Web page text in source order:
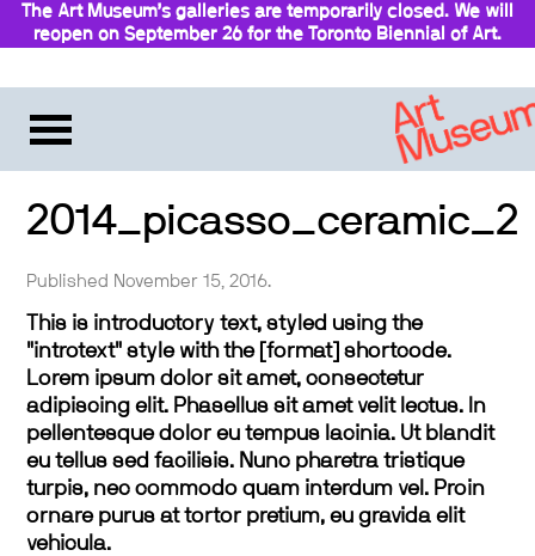
The Art Museum’s galleries are temporarily closed. We will
reopen on September 26 for the Toronto Biennial of Art.
2014_picasso_ceramic_2
Published November 15, 2016.
This is introductory text, styled using the
"introtext" style with the [format] shortcode.
Lorem ipsum dolor sit amet, consectetur
adipiscing elit. Phasellus sit amet velit lectus. In
pellentesque dolor eu tempus lacinia. Ut blandit
eu tellus sed facilisis. Nunc pharetra tristique
turpis, nec commodo quam interdum vel. Proin
ornare purus at tortor pretium, eu gravida elit
vehicula.